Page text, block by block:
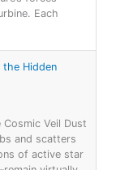
Each
the Hidden
Veil Dust
and scatters
of active star